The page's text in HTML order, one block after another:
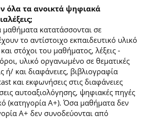
όλα τα ανοικτά ψηφιακά
κατατάσσονται σε
το αντίστοιχο εκπαιδευτικό υλικό
στόχοι του μαθήματος, λέξεις -
υλικό οργανωμένο σε θεματικές
ή/ και διαφάνειες, βιβλιογραφία
και εκφωνήσεις στις διαφάνειες
αυτοαξιολόγησης, ψηφιακές πηγές
(κατηγορία Α+). Όσα μαθήματα δεν
Α+ δεν συνοδεύονται από